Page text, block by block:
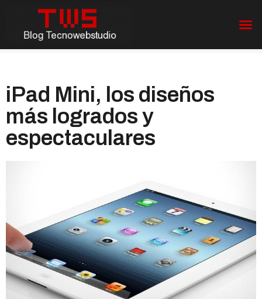
iPad Mini, los diseños
más logrados y
espectaculares